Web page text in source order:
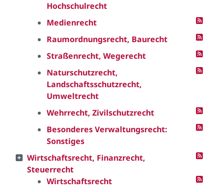
Hochschulrecht
Medienrecht
Raumordnungsrecht, Baurecht
Straßenrecht, Wegerecht
Naturschutzrecht,
Landschaftsschutzrecht,
Umweltrecht
Wehrrecht, Zivilschutzrecht
Besonderes Verwaltungsrecht:
Sonstiges
Wirtschaftsrecht, Finanzrecht,
Steuerrecht
Wirtschaftsrecht